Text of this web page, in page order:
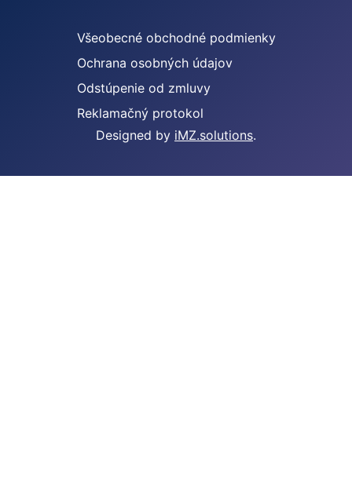
Všeobecné obchodné podmienky
Ochrana osobných údajov
Odstúpenie od zmluvy
Reklamačný protokol
Designed by iMZ.solutions.